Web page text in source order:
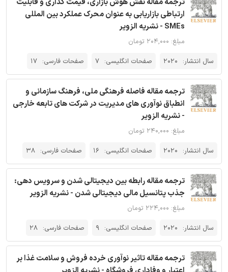
ترجمه مقاله نقش هوش بازاری، قیمت گذاری و قابلیت
ارتباطی بازاریابی به عنوان محرک عملکرد بین المللی
SMEs - نشریه الزویر
مبلغ: ۲۰۴,۰۰۰ تومان
سال انتشار: 2020 صفحات انگلیسی: 7 صفحات فارسی: 17
ترجمه مقاله فاصله فرهنگی ملی، فرهنگ سازمانی و
انطباق نوآوری های مدیریت در شرکت های تابعه خارجی
- نشریه الزویر
مبلغ: ۲۴۰,۰۰۰ تومان
سال انتشار: 2020 صفحات انگلیسی: 16 صفحات فارسی: 38
ترجمه مقاله رابطه بین دیجیتالی شدن و سرویس دهی:
جذب پتانسیل مالی دیجیتالی شدن - نشریه الزویر
مبلغ: ۲۲۴,۰۰۰ تومان
سال انتشار: 2020 صفحات انگلیسی: 9 صفحات فارسی: 28
ترجمه مقاله تاثیر نوآوری خرده فروش و سلامت غذا بر